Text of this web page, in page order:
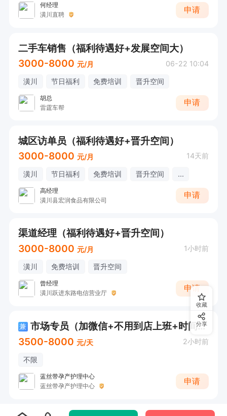
何经理
潢川直聘
申请
二手车销售（福利待遇好+发展空间大）
3000-8000 元/月 06-22 10:04
潢川 节日福利 免费培训 晋升空间
胡总
雷霆车帮
申请
城区访单员（福利待遇好+晋升空间）
3000-8000 元/月 14天前
潢川 节日福利 免费培训 晋升空间 ...
高经理
潢川县宏润食品有限公司
申请
渠道经理（福利待遇好+晋升空间）
3000-8000 元/月 1小时前
潢川 免费培训 晋升空间
曾经理
潢川跃进东路电信营业厅
申请
兼
市场专员（加微信+不用到店上班+时间自由)
3500-8000 元/天 2小时前
不限
蓝丝带孕产护理中心
蓝丝带孕产护理中心
申请
收藏
分享